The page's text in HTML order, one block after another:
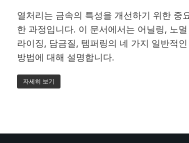
열처리는 금속의 특성을 개선하기 위한 중
한 과정입니다. 이 문서에서는 어닐링, 노멀
라이징, 담금질, 템퍼링의 네 가지 일반적인
방법에 대해 설명합니다.
자세히 보기